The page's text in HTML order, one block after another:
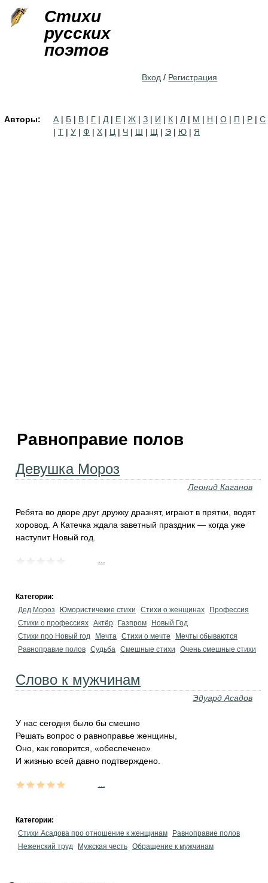
Стихи
русских
поэтов
Вход / Регистрация
Авторы: А | Б | В | Г | Д | Е | Ж | З | И | К | Л | М | Н | О | П | Р | С
| Т | У | Ф | Х | Ц | Ч | Ш | Щ | Э | Ю | Я
Равноправие полов
Девушка Мороз
Леонид Каганов
Ребята во дворе друг дружку дразнят, играют в прятки, водят
хоровод. А Катечка ждала заветный праздник — когда уже
наступит Новый год.
Категории:
Дед Мороз
Юмористичекие стихи Стихи о женщинах
Профессия
Стихи о профессиях Актёр Газпром
Новый Год
Стихи про Новый год
Мечта Стихи о мечте
Мечты сбываются
Равноправие полов Судьба Смешные стихи Очень смешные стихи
Слово к мужчинам
Эдуард Асадов
У нас сегодня было бы смешно
Решать вопрос о равноправье женщины,
Оно, как говорится, «обеспечено»
И жизнью всей давно подтверждено.
Категории:
Стихи Асадова про отношение к женщинам
Равноправие полов
Неженский труд
Мужская честь Обращение к мужчинам